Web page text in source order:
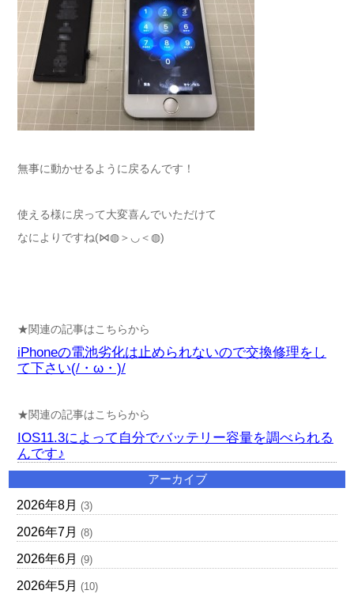
無事に動かせるように戻るんです！
使える様に戻って大変喜んでいただけて
なによりですね(⋈◍＞◡＜◍)
★関連の記事はこちらから
iPhoneの電池劣化は止められないので交換修理をし
て下さい(/・ω・)/
★関連の記事はこちらから
IOS11.3によって自分でバッテリー容量を調べられる
んです♪
アーカイブ
2026年8月 (3)
2026年7月 (8)
2026年6月 (9)
2026年5月 (10)